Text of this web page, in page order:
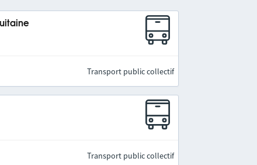
Transport public collectif
Transport public collectif